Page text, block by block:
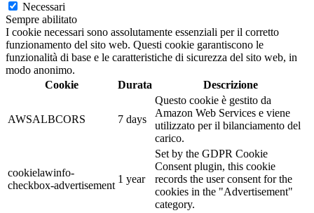
Necessari
Sempre abilitato
I cookie necessari sono assolutamente essenziali per il corretto
funzionamento del sito web. Questi cookie garantiscono le
funzionalità di base e le caratteristiche di sicurezza del sito web, in
modo anonimo.
Cookie
Durata Descrizione
AWSALBCORS 7 days
Questo cookie è gestito da
Amazon Web Services e viene
utilizzato per il bilanciamento del
carico.
cookielawinfo-
checkbox-advertisement
1 year
Set by the GDPR Cookie
Consent plugin, this cookie
records the user consent for the
cookies in the "Advertisement"
category.